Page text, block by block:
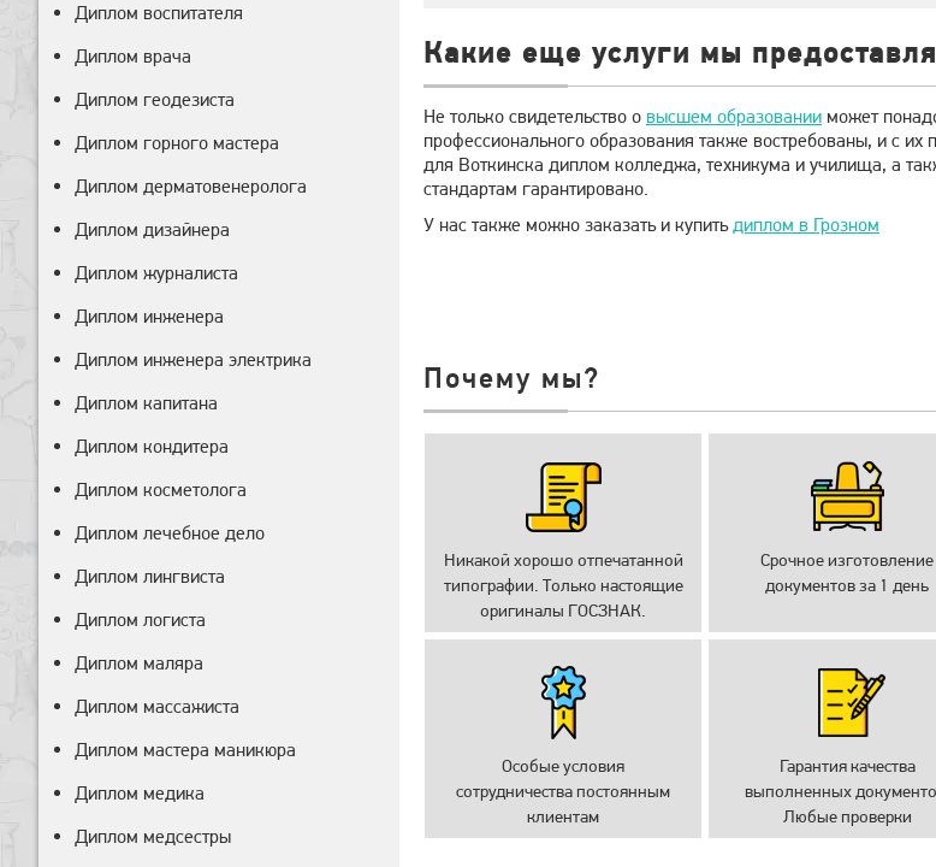
Какие еще услуги мы
Не только свидетельство о высшем образовании может
профессионального образования также востребованы, и с
для Воткинска диплом колледжа, техникума и училища, а
стандартам гарантировано.
У нас также можно заказать и купитьдиплом в Грозном
Почему мы?
Никакой хорошо отпечатанной
типографии. Только настоящие
оригиналы ГОСЗНАК.
Срочное изготовление
документов за 1 день
Особые условия
сотрудничества постоянным
клиентам
Гарантия качества
выполненных
Любые проверки
Диплом воспитателя
Диплом врача
Диплом геодезиста
Диплом горного мастера
Диплом дерматовенеролога
Диплом дизайнера
Диплом журналиста
Диплом инженера
Диплом инженера электрика
Диплом капитана
Диплом кондитера
Диплом косметолога
Диплом лечебное дело
Диплом лингвиста
Диплом логиста
Диплом маляра
Диплом массажиста
Диплом мастера маникюра
Диплом медика
Диплом медсестры